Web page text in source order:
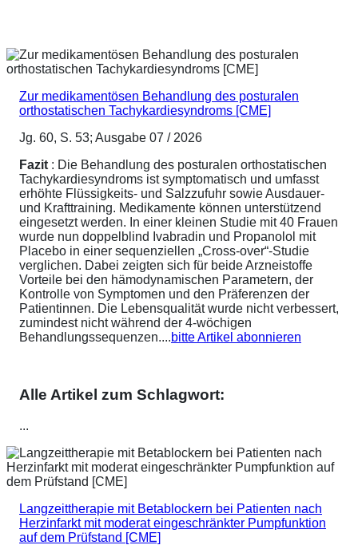
Zur medikamentösen Behandlung des posturalen
orthostatischen Tachykardiesyndroms [CME]
Jg. 60, S. 53; Ausgabe 07 / 2026
Fazit : Die Behandlung des posturalen orthostatischen
Tachykardiesyndroms ist symptomatisch und umfasst
erhöhte Flüssigkeits- und Salzzufuhr sowie Ausdauer-
und Krafttraining. Medikamente können unterstützend
eingesetzt werden. In einer kleinen Studie mit 40 Frauen
wurde nun doppelblind Ivabradin und Propanolol mit
Placebo in einer sequenziellen „Cross-over“-Studie
verglichen. Dabei zeigten sich für beide Arzneistoffe
Vorteile bei den hämodynamischen Parametern, der
Kontrolle von Symptomen und den Präferenzen der
Patientinnen. Die Lebensqualität wurde nicht verbessert,
zumindest nicht während der 4-wöchigen
Behandlungssequenzen....bitte Artikel abonnieren
Alle Artikel zum Schlagwort:
...
Langzeittherapie mit Betablockern bei Patienten nach
Herzinfarkt mit moderat eingeschränkter Pumpfunktion
auf dem Prüfstand [CME]